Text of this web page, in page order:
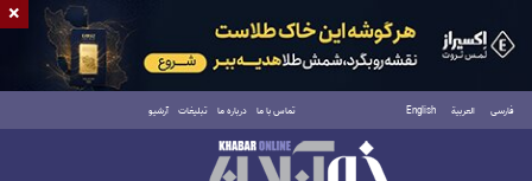
فارسی العربية English تماس با ما درباره ما تبلیغات آرشیو
جمعه ۱۶ مرداد ۱۴۰۵
×